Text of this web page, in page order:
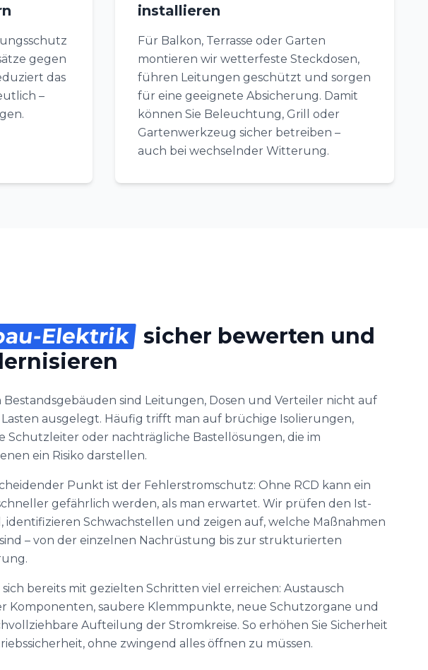
gegen
das
–
installieren
Für Balkon, Terrasse oder Garten
montieren wir wetterfeste Steckdosen,
führen Leitungen geschützt und sorgen
für eine geeignete Absicherung. Damit
können Sie Beleuchtung, Grill oder
Gartenwerkzeug sicher betreiben –
auch bei wechselnder Witterung.
Elektrik sicher bewerten und
Bestandsgebäuden sind Leitungen, Dosen und Verteiler nicht auf
ausgelegt. Häufig trifft man auf brüchige Isolierungen,
Schutzleiter oder nachträgliche Bastellösungen, die im
ein Risiko darstellen.
Punkt ist der Fehlerstromschutz: Ohne RCD kann ein
gefährlich werden, als man erwartet. Wir prüfen den Ist-
identifizieren Schwachstellen und zeigen auf, welche Maßnahmen
– von der einzelnen Nachrüstung bis zur strukturierten
sich bereits mit gezielten Schritten viel erreichen: Austausch
Komponenten, saubere Klemmpunkte, neue Schutzorgane und
Aufteilung der Stromkreise. So erhöhen Sie Sicherheit
ohne zwingend alles öffnen zu müssen.